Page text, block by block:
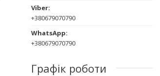
+380679070790
+380679070790
Графік роботи